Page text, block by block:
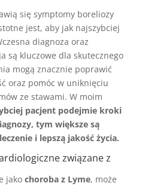
się symptomy boreliozy
jest, aby jak najszybciej
diagnoza oraz
są kluczowe dla skutecznego
mogą znacznie poprawić
oraz pomóc w uniknięciu
ze stawami. W moim
pacjent podejmie kroki
tym większe są
i lepszą jakość życia.
związane z
jako choroba z Lyme, może